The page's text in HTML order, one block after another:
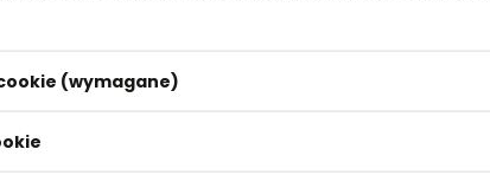
-
wiązanie
nylonu
(wymagane)